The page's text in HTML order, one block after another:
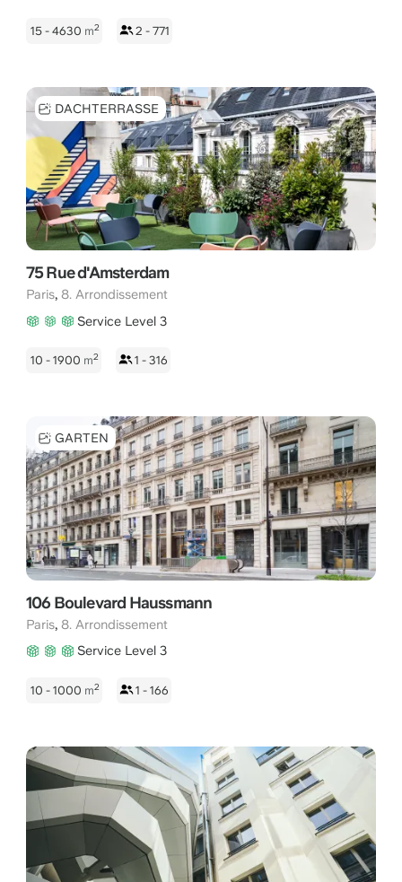
15 - 4630 m2 2 - 771
DACHTERRASSE
75 Rue d'Amsterdam
Paris, 8. Arrondissement
Service Level 3
10 - 1900 m2 1 - 316
GARTEN
106 Boulevard Haussmann
Paris, 8. Arrondissement
Service Level 3
10 - 1000 m2 1 - 166